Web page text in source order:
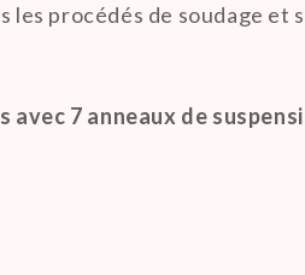
procédés de soudage
7 anneaux de